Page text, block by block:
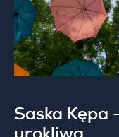
Saska Kępa